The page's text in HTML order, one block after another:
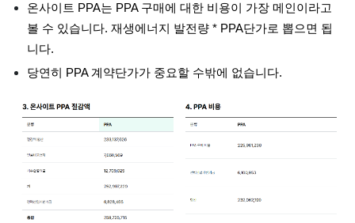
온사이트 PPA는 PPA 구매에 대한 비용이 가장 메인이라고
볼 수 있습니다. 재생에너지 발전량 * PPA단가로 뽑으면 됩
니다.
당연히 PPA 계약단가가 중요할 수밖에 없습니다.